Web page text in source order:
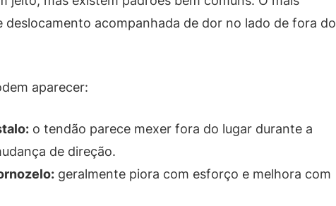
deslocamento acompanhada de dor no lado de fora do
aparecer:
o tendão parece mexer fora do lugar durante a
de direção.
geralmente piora com esforço e melhora com